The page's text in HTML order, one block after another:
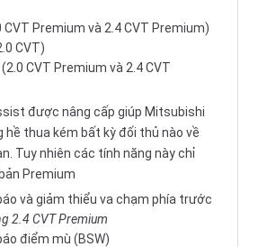
CVT Premium và 2.4 CVT Premium)
CVT)
CVT Premium và 2.4 CVT
được nâng cấp giúp Mitsubishi
hề thua kém bất kỳ đối thủ nào về
Tuy nhiên các tính năng này chỉ
Premium
và giảm thiểu va chạm phía trước
2.4 CVT Premium
điểm mù (BSW)